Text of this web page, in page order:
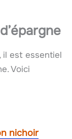
il est essentiel
Voici
nichoir